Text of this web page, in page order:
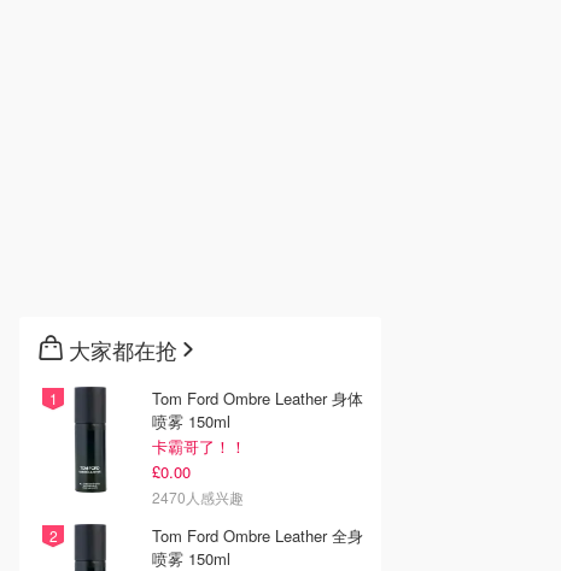
大家都在抢
Tom Ford Ombre Leather 身体
喷雾 150ml
卡霸哥了！！
£0.00
2470人感兴趣
Tom Ford Ombre Leather 全身
喷雾 150ml